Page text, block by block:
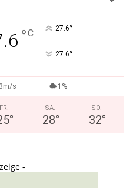
°C 27.6°
27.6°
3m/s 1%
FR.
°
SA.
28°
SO.
32°
-